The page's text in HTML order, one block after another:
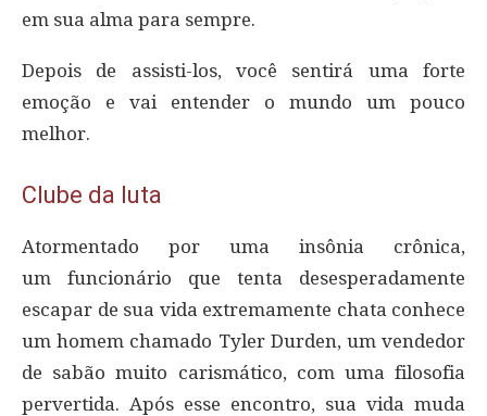
em sua alma para sempre.
Depois de assisti-los, você sentirá uma forte
emoção e vai entender o mundo um pouco
melhor.
Clube da luta
Atormentado por uma insônia crônica,
um funcionário que tenta desesperadamente
escapar de sua vida extremamente chata conhece
um homem chamado Tyler Durden, um vendedor
de sabão muito carismático, com uma filosofia
pervertida. Após esse encontro, sua vida muda